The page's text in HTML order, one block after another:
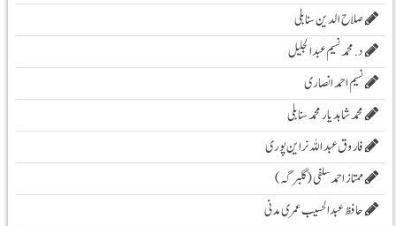
صلاح الدین سنابلی
د. محمد نسیم عبد الجلیل
نسیم احمد انصاری
محمد شاہد یار محمد سنابلی
فاروق عبد اللہ نراین پوری
ممتاز احمد سلفی (گلبرگہ)
حافظ عبدالحسیب عمری مدنی